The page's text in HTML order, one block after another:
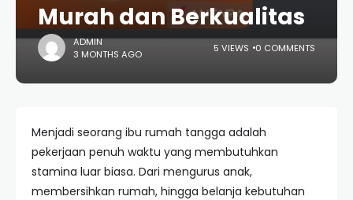
Murah dan Berkualitas
ADMIN
3 MONTHS AGO
5 VIEWS 0 COMMENTS
Menjadi seorang ibu rumah tangga adalah
pekerjaan penuh waktu yang membutuhkan
stamina luar biasa. Dari mengurus anak,
membersihkan rumah, hingga belanja kebutuhan